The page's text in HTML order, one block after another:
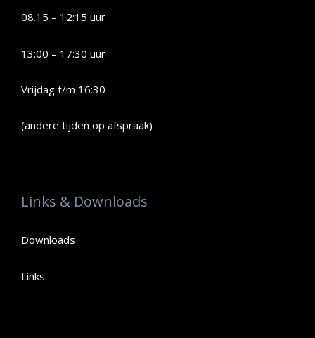
08.15 – 12:15 uur
13:00 – 17:30 uur
Vrijdag t/m 16:30
(andere tijden op afspraak)
Links & Downloads
Downloads
Links